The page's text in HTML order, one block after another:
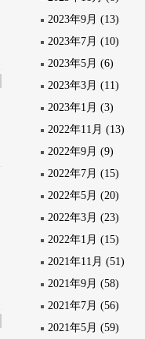
2023年9月 (13)
2023年7月 (10)
2023年5月 (6)
2023年3月 (11)
2023年1月 (3)
2022年11月 (13)
2022年9月 (9)
2022年7月 (15)
2022年5月 (20)
2022年3月 (23)
2022年1月 (15)
2021年11月 (51)
2021年9月 (58)
2021年7月 (56)
2021年5月 (59)